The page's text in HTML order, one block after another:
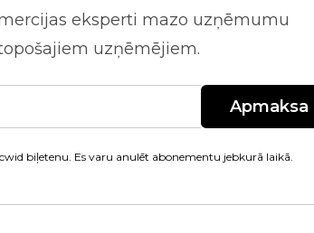
eksperti mazo uzņēmumu
uzņēmējiem.
Apmaksa
biļetenu. Es varu anulēt abonementu jebkurā laikā.